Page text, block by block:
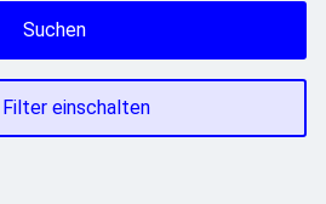
Suchen
Filter einschalten